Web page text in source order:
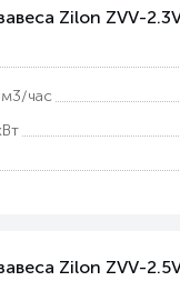
Zilon ZVV-
м3/час
Zilon ZVV-